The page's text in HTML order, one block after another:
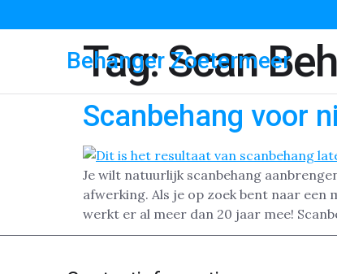
Behanger Zoetermeer
Tag:Scan
Scanbehang voor
Je wilt natuurlijk scanbehang
afwerking. Als je op zoek bent naar een
werkt er al meer dan 20 jaar mee!